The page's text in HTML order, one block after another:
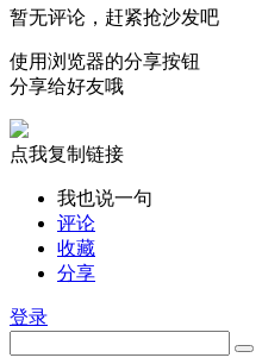
暂无评论，赶紧抢沙发吧
使用浏览器的分享按钮
分享给好友哦
点我复制链接
我也说一句
评论
收藏
分享
登录